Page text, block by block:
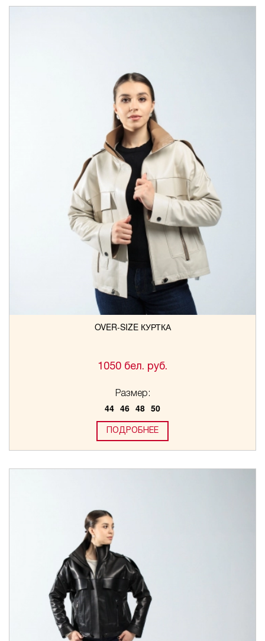
OVER-SIZE КУРТКА
1050 бел. руб.
Размер:
44 46 48 50
ПОДРОБНЕЕ